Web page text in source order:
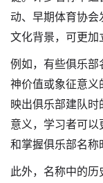
动、早期体育协
文化背景，可更加
例如，有些俱乐部
神价值或象征意
映出俱乐部建队
意义，学习者可
和掌握俱乐部名称
此外，名称中的